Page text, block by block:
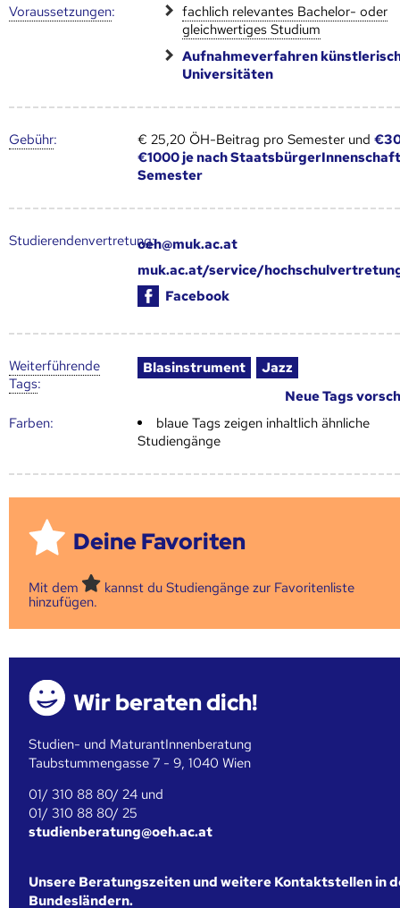
Voraus­setzungen:
fachlich relevantes Bachelor- oder
gleichwertiges Studium
Aufnahmeverfahren
Universitäten
Gebühr: € 25,20 ÖH-Beitrag pro Semester und
€1000 je nach
Semester
Studierendenvertretung:oeh@muk.ac.at
muk.ac.at/service/
Facebook
Weiter­führende
Tags:
Blasinstrument
Jazz
Neue Tags
Farben:
blaue Tags zeigen inhaltlich ähnliche
Studiengänge
Deine Favoriten
Mit dem
kannst du Studiengänge zur Favoritenliste
hinzufügen.
Wir beraten dich!
Studien- und MaturantInnenberatung
Taubstummengasse 7 - 9, 1040 Wien
01/ 310 88 80/ 24 und
01/ 310 88 80/ 25
studienberatung@oeh.ac.at
Unsere Beratungszeiten und weitere Kontaktstellen in
Bundesländern.